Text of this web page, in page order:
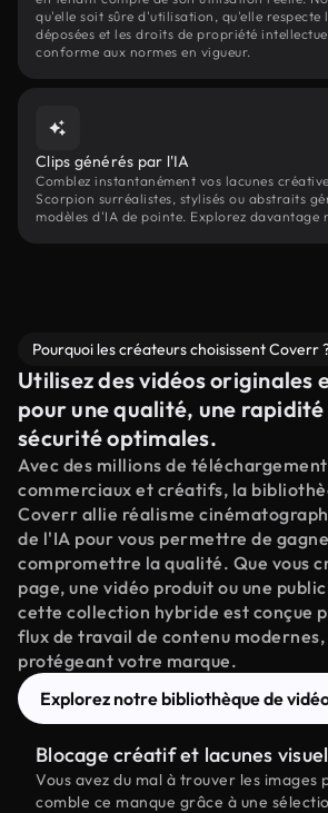
qu'elle soit sûre d'utilisation, qu'elle respecte
déposées et les droits de propriété
conforme aux normes en vigueur.
Clips générés par l'IA
Comblez instantanément vos lacunes
Scorpion surréalistes, stylisés ou abstraits
modèles d'IA de pointe. Explorez davantage
Pourquoi les créateurs choisissent Coverr
Utilisez des vidéos originales
pour une qualité, une rapidité
sécurité optimales.
Avec des millions de
commerciaux et créatifs, la
Coverr allie réalisme
de l'IA pour vous permettre de
compromettre la qualité. Que vous
page, une vidéo produit ou une
cette collection hybride est conçue
flux de travail de contenu
protégeant votre marque.
Explorez notre bibliothèque de
Blocage créatif et lacunes
Vous avez du mal à trouver les
comble ce manque grâce à une